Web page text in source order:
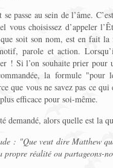
passe au sein de l’âme.
choisissez d’appeler
soit son nom, est en fait
parole et action.
! Si l’on souhaite prier pour
la formule
que vous ne savez pas ce
efficace pour soi-même.
demandé, alors quelle est la
: "Que veut dire Matthew
réalité ou partageons-